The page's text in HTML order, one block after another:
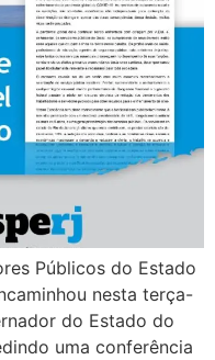
Públicos do Estado
nesta terça-
do Estado do
uma conferência